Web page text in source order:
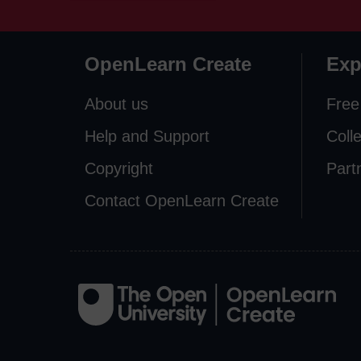
OpenLearn Create
About us
Help and Support
Copyright
Contact OpenLearn Create